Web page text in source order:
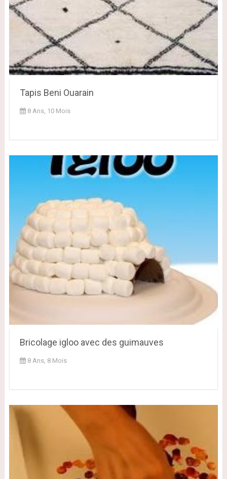
Tapis Beni Ouarain
8 Ans, 10 Mois
Bricolage igloo avec des guimauves
8 Ans, 8 Mois